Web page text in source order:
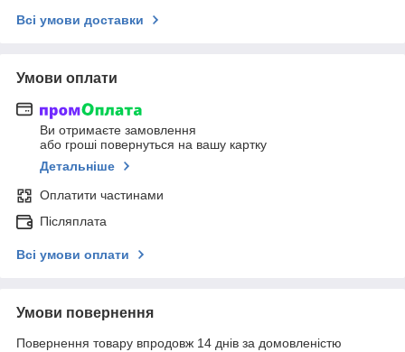
Всі умови доставки
Умови оплати
Ви отримаєте замовлення
або гроші повернуться на вашу картку
Детальніше
Оплатити частинами
Післяплата
Всі умови оплати
Умови повернення
Повернення товару впродовж 14 днів за домовленістю